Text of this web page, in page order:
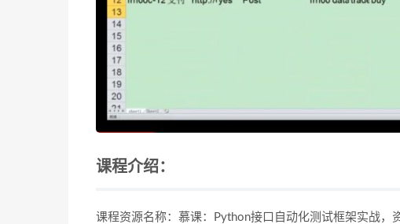
课程介绍：
课程资源名称：慕课：Python接口自动化测试框架实战，